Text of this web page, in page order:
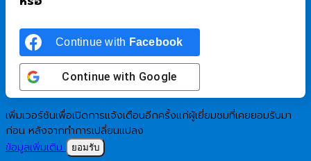
Continue with Facebook
Continue with Google
เพิ่มเวอร์ชันเพื่อเปิดการแจ้งเตือนอีกครั้งแก่ผู้เยี่ยมชมที่เคยยอมรับมา
ก่อน หลังจากทำการเปลี่ยนแปลง
ข้อมูลเพิ่มเติม
ยอมรับ